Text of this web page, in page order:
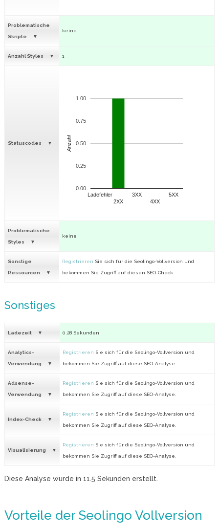
Problematische
Skripte
keine
Anzahl Styles 1
Statuscodes
Ladefehler
2XX
3XX
4XX
5XX
0.00
0.25
0.50
0.75
1.00
Anzahl
Problematische
Styles
keine
Sonstige
Ressourcen
Registrieren Sie sich für die Seolingo-Vollversion und
bekommen Sie Zugriff auf diesen SEO-Check.
Sonstiges
Ladezeit 0.28 Sekunden
Analytics-
Verwendung
Registrieren Sie sich für die Seolingo-Vollversion und
bekommen Sie Zugriff auf diese SEO-Analyse.
Adsense-
Verwendung
Registrieren Sie sich für die Seolingo-Vollversion und
bekommen Sie Zugriff auf diese SEO-Analyse.
Index-Check
Registrieren Sie sich für die Seolingo-Vollversion und
bekommen Sie Zugriff auf diese SEO-Analyse.
Visualisierung
Registrieren Sie sich für die Seolingo-Vollversion und
bekommen Sie Zugriff auf diese SEO-Analyse.
Diese Analyse wurde in 11.5 Sekunden erstellt.
Vorteile der Seolingo Vollversion